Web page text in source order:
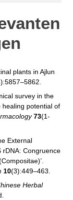
plants in Ajlun
survey in the
healing potential of
73(1-
External
rDNA: Congruence
10(3):449–463.
Herbal